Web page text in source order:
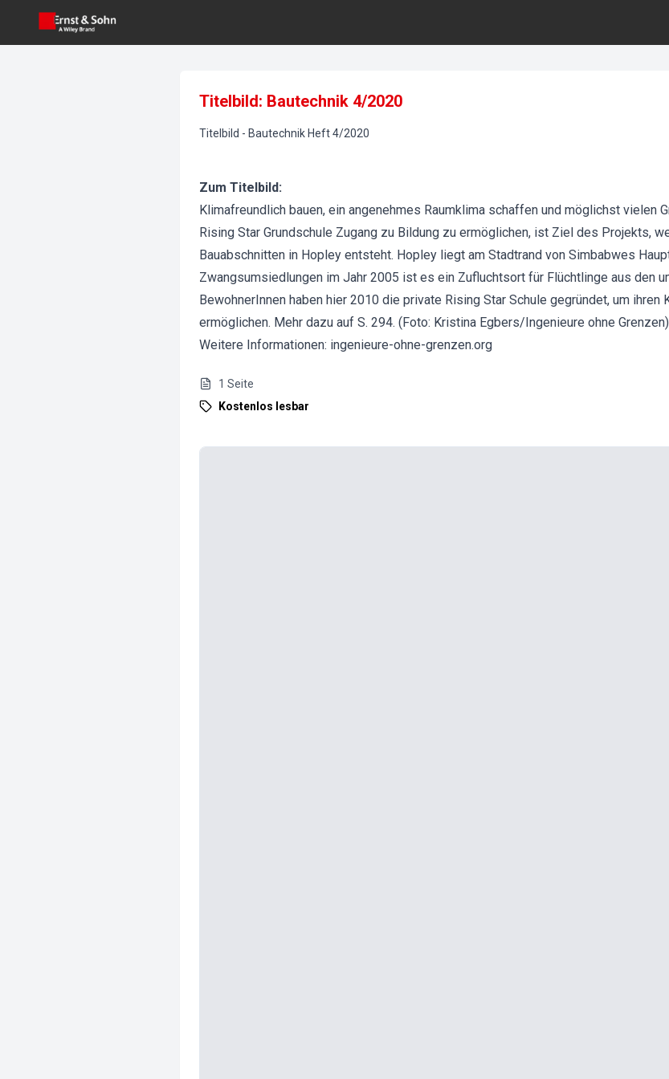
Titelbild: Bautechnik 4/2020
Titelbild - Bautechnik Heft4/2020
Zum Titelbild:
Klimafreundlich bauen, ein angenehmes Raumklima schaffen und möglichst vielen
Rising Star Grundschule Zugang zu Bildung zu ermöglichen, ist Ziel des Projekts,
Bauabschnitten in Hopley entsteht. Hopley liegt am Stadtrand von Simbabwes
Zwangsumsiedlungen im Jahr 2005 ist es ein Zufluchtsort für Flüchtlinge aus den
BewohnerInnen haben hier 2010 die private Rising Star Schule gegründet, um ihren
ermöglichen. Mehr dazu auf S. 294. (Foto: Kristina Egbers/Ingenieure ohne Grenzen)
Weitere Informationen: ingenieure-ohne-grenzen.org
1 Seite
Kostenlos lesbar